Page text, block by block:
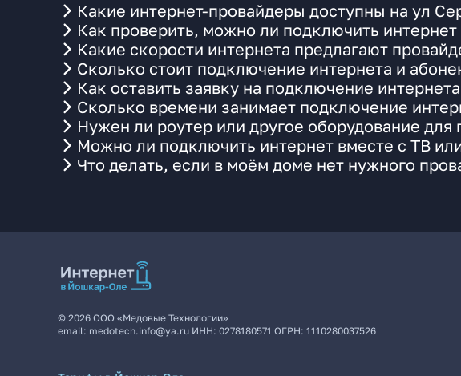
Какие интернет-провайдеры доступны на ул
Как проверить, можно ли подключить
Какие скорости интернета предлагают
Сколько стоит подключение интернета и
Как оставить заявку на подключение
Сколько времени занимает подключение
Нужен ли роутер или другое оборудование для
Можно ли подключить интернет вместе с ТВ
Что делать, если в моём доме нет нужного
© 2026 ООО «Медовые Технологии»
email: medotech.info@ya.ru ИНН: 0278180571 ОГРН: 1110280037526